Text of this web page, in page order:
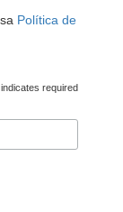
Política de
indicates required